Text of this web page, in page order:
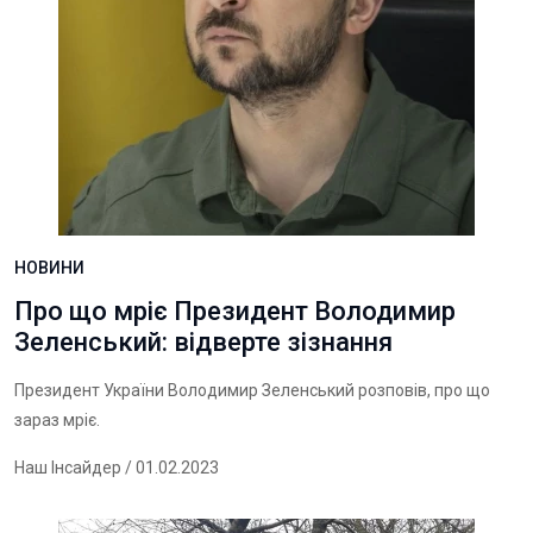
НОВИНИ
Про що мріє Президент Володимир
Зеленський: відверте зізнання
Президент України Володимир Зеленський розповів, про що
зараз мріє.
Наш Інсайдер / 01.02.2023